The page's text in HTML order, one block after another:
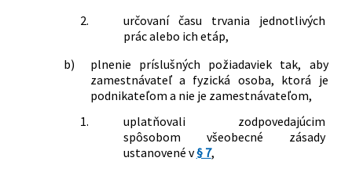
2.
určovaní času trvania jednotlivých
prác alebo ich etáp,
b)
plnenie príslušných požiadaviek tak, aby
zamestnávateľ a fyzická osoba, ktorá je
podnikateľom a nie je zamestnávateľom,
1.
uplatňovali zodpovedajúcim
spôsobom všeobecné zásady
ustanovené v§ 7,